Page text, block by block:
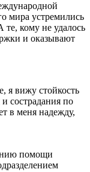
мира устремились
кому не удалось
и оказывают
я вижу стойкость
сострадания по
в меня надежду,
помощи